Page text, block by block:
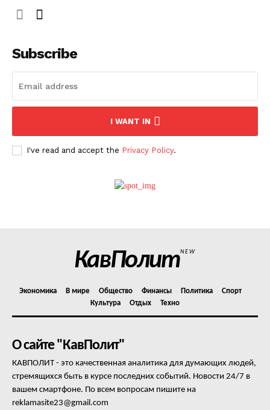
Контакты
Subscribe
I WANT IN
I've read and accept the Privacy Policy.
КавПолитNEW
Экономика В мире Общество Финансы Политика
Спорт
Культура
Отдых Техно
О сайте "КавПолит"
КАВПОЛИТ - это качественная аналитика для думающих людей,
стремящихся быть в курсе последних событий. Новости 24/7 в
вашем смартфоне. По всем вопросам пишите на
reklamasite23@gmail.com